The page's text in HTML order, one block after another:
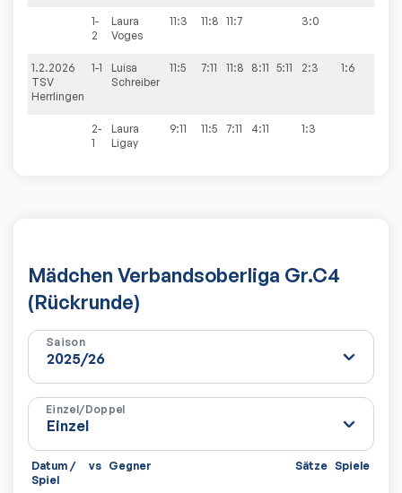
1-
2
Laura
Voges
11:3 11:8 11:7 3:0
1.2.2026
TSV
Herrlingen
1-1
Luisa
Schreiber
11:5 7:11 11:8 8:11 5:11 2:3 1:6
2-
1
Laura
Ligay
9:11 11:5 7:11 4:11 1:3
Mädchen Verbandsoberliga Gr.C4
(Rückrunde)
Saison
Einzel/Doppel
Datum /
Spiel
vs Gegner Sätze Spiele